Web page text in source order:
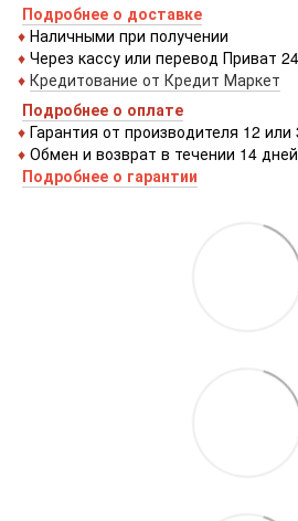
Подробнее о доставке
♦ Наличными при получении
♦ Через кассу или перевод Приват 24
♦ Кредитование от Кредит Маркет
Подробнее о оплате
♦ Гарантия от производителя 12
♦ Обмен и возврат в течении 14 дней
Подробнее о гарантии